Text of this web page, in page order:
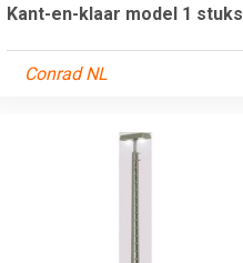
Kant-en-klaar model 1 stuks
Conrad NL